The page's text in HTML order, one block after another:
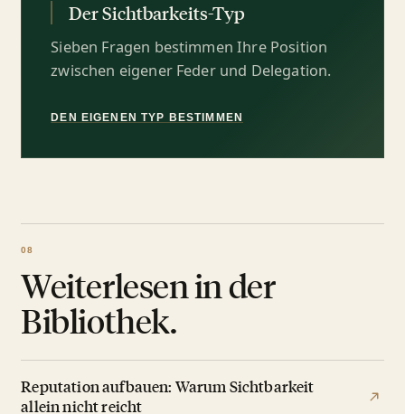
Der Sichtbarkeits-Typ
Sieben Fragen bestimmen Ihre Position
zwischen eigener Feder und Delegation.
DEN EIGENEN TYP BESTIMMEN
Weiterlesen in der
Bibliothek.
Reputation aufbauen: Warum Sichtbarkeit
allein nicht reicht